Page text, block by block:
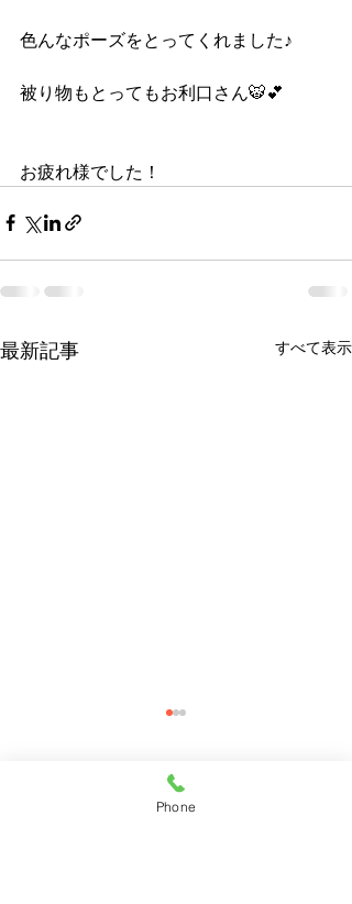
色んなポーズをとってくれました♪
被り物もとってもお利口さん🐯💕
お疲れ様でした！
最新記事 すべて表示
Phone